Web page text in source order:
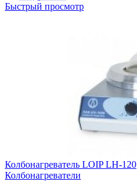
Быстрый просмотр
Колбонагреватель LOIP LH-120
Колбонагреватели